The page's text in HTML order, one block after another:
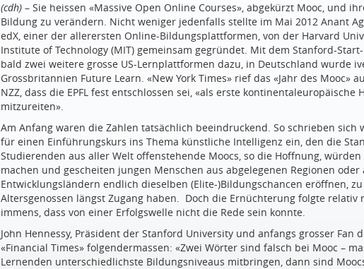
(cdh) – Sie heissen «Massive Open Online Courses», abgekürzt Mooc, und
Bildung zu verändern. Nicht weniger jedenfalls stellte im Mai 2012 Anant
edX, einer der allerersten Online-Bildungsplattformen, von der Harvard
Institute of Technology (MIT) gemeinsam gegründet. Mit dem Stanford-
bald zwei weitere grosse US-Lernplattformen dazu, in Deutschland wurde
Grossbritannien Future Learn. «New York Times» rief das «Jahr des Mooc»
NZZ, dass die EPFL fest entschlossen sei, «als erste kontinentaleuropäische
mitzureiten».
Am Anfang waren die Zahlen tatsächlich beeindruckend. So schrieben sich
für einen Einführungskurs ins Thema künstliche Intelligenz ein, den die
Studierenden aus aller Welt offenstehende Moocs, so die Hoffnung,
machen und gescheiten jungen Menschen aus abgelegenen Regionen oder
Entwicklungsländern endlich dieselben (Elite-)Bildungschancen eröffnen,
Altersgenossen längst Zugang haben. Doch die Ernüchterung folgte
immens, dass von einer Erfolgswelle nicht die Rede sein konnte.
John Hennessy, Präsident der Stanford University und anfangs grosser Fan
«Financial Times» folgendermassen: «Zwei Wörter sind falsch bei Mooc –
Lernenden unterschiedlichste Bildungsniveaus mitbringen, dann sind